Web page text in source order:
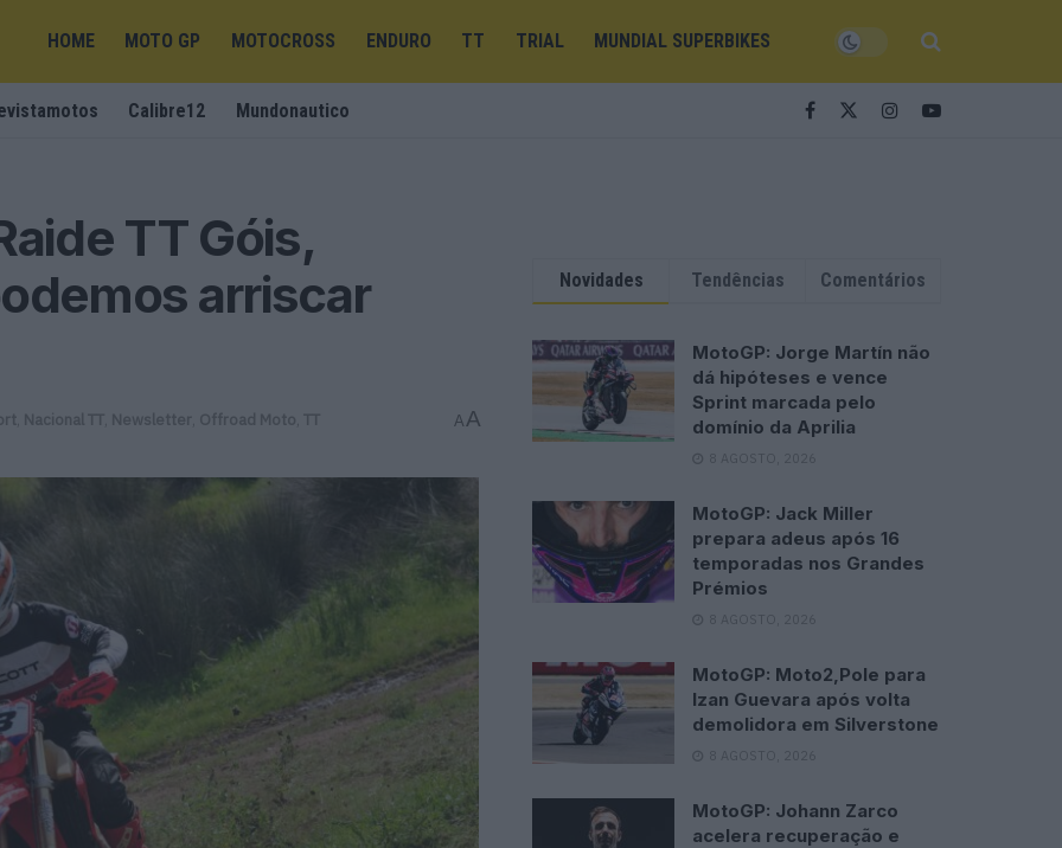
HOME MOTO GP MOTOCROSS ENDURO TT TRIAL MUNDIAL SUPERBIKES
Calibre12 Mundonautico
TT Góis,
arriscar
Nacional TT Newsletter Offroad Moto TT AA
Novidades Tendências Comentários
MotoGP: Jorge Martín não
dá hipóteses e vence
Sprint marcada pelo
domínio da Aprilia
8 AGOSTO, 2026
MotoGP: Jack Miller
prepara adeus após 16
temporadas nos Grandes
Prémios
8 AGOSTO, 2026
MotoGP: Moto2,Pole para
Izan Guevara após volta
demolidora em Silverstone
8 AGOSTO, 2026
MotoGP: Johann Zarco
acelera recuperação e